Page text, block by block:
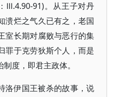
Ⅲ.4.90-91)。从王子对丹
溃烂之气久已有之，老国
室长期对腐败与恶行的集
罪于克劳狄斯个人，而是
度，即君主政体。
洛伊国王被杀的故事，说